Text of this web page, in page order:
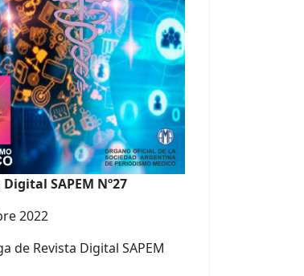
SAPEM Nº27
2022
de Revista Digital SAPEM